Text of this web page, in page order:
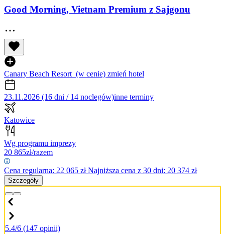
Good Morning, Vietnam Premium z Sajgonu
Canary Beach Resort (w cenie) zmień hotel
23.11.2026 (16 dni / 14 noclegów)inne terminy
Katowice
Wg programu imprezy
20 865zł/razem
Cena regularna: 22 065 złNajniższa cena z 30 dni: 20 374 zł
Szczegóły
5.4/6 (147 opinii)